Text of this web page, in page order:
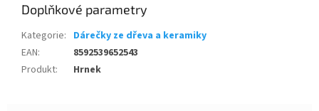
Doplňkové parametry
Kategorie: Dárečky ze dřeva a keramiky
EAN:
8592539652543
Produkt: Hrnek